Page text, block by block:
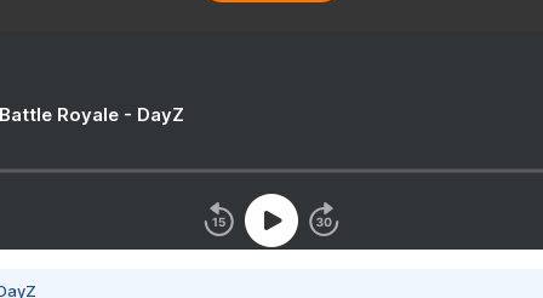
Royale - DayZ